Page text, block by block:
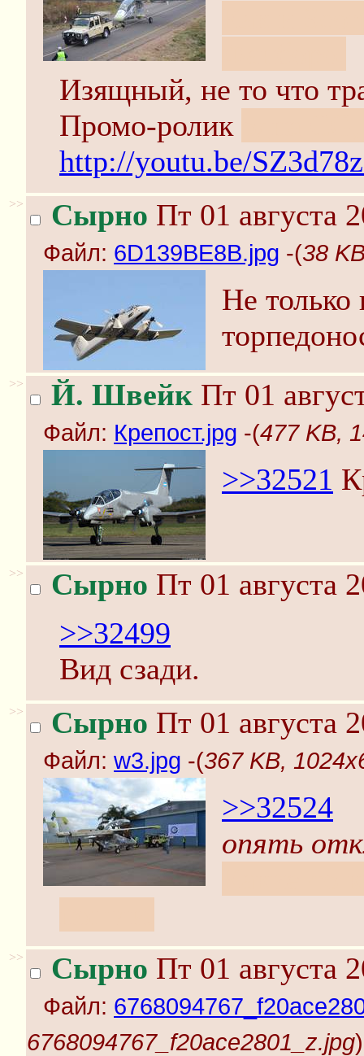
Изящный, не то что
Промо-ролик
http://youtu.be/
>> Сырно Пт 01 августа
Файл: 6D139BE8B.jpg -(38
Не
>> Й. Швейк Пт 01
Файл: Крепост.jpg -(477 KB,
>>32521
>> Сырно Пт 01 августа
>>32499
Вид сзади.
>> Сырно Пт 01 августа
Файл: w3.jpg -(367 KB,
>>32524
опять
>> Сырно Пт 01 августа
Файл:
6768094767_f20ace2801_z.jpg)